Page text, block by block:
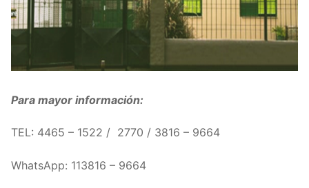
Para mayor información:
TEL: 4465 – 1522 / 2770 / 3816 – 9664
WhatsApp: 113816 – 9664